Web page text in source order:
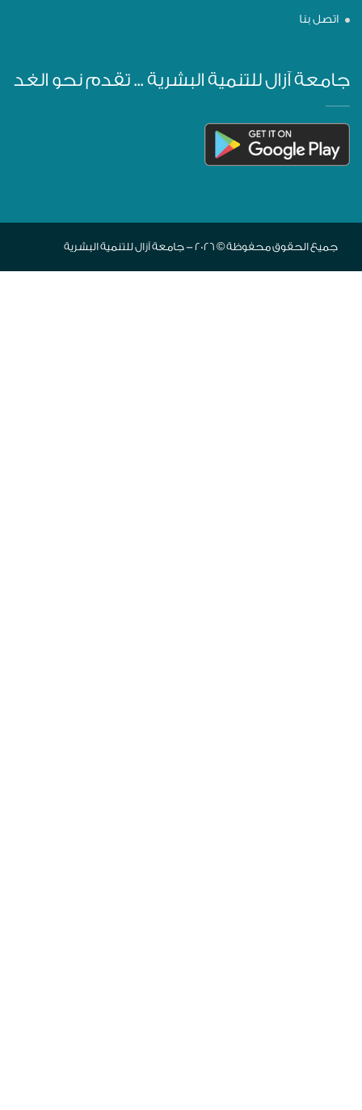
اتصل بنا
جامعة آزال للتنمية البشرية ... تقدم نحو الغد
جميع الحقوق محفوظة © 2026 - جامعة آزال للتنمية البشرية